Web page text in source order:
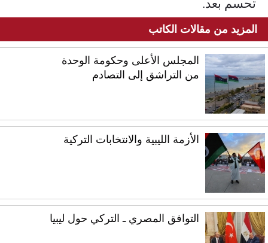
تحسم بعد.
المزيد من مقالات الكاتب
المجلس الأعلى وحكومة الوحدة
من التراشق إلى التصادم
الأزمة الليبية والانتخابات التركية
التوافق المصري ـ التركي حول ليبيا